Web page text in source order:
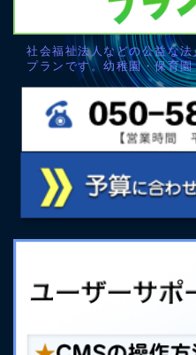
社会福祉法人などの公益な
プランです。幼稚園・保育